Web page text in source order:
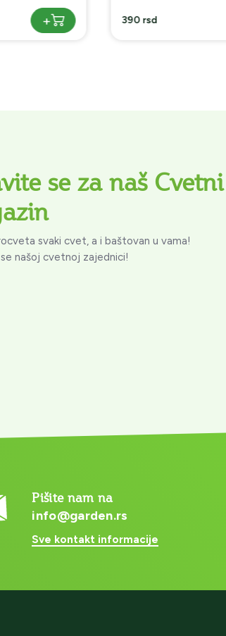
+ 390 rsd
se za naš Cvetni
svaki cvet, a i baštovan u vama!
našoj cvetnoj zajednici!
Pišite nam na
info@garden.rs
Sve kontakt informacije